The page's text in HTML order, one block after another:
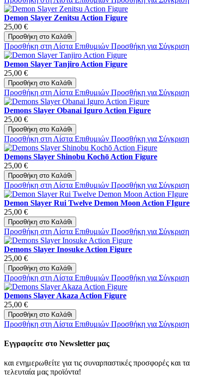
Demon Slayer Zenitsu Action Figure
25,00 €
Προσθήκη στο Καλάθι
Προσθήκη στη Λίστα Επιθυμιών Προσθήκη για Σύγκριση
Demon Slayer Tanjiro Action Figure
25,00 €
Προσθήκη στο Καλάθι
Προσθήκη στη Λίστα Επιθυμιών Προσθήκη για Σύγκριση
Demons Slayer Obanai Iguro Action Figure
25,00 €
Προσθήκη στο Καλάθι
Προσθήκη στη Λίστα Επιθυμιών Προσθήκη για Σύγκριση
Demons Slayer Shinobu Kochō Action Figure
25,00 €
Προσθήκη στο Καλάθι
Προσθήκη στη Λίστα Επιθυμιών Προσθήκη για Σύγκριση
Demon Slayer Rui Twelve Demon Moon Action FIgure
25,00 €
Προσθήκη στο Καλάθι
Προσθήκη στη Λίστα Επιθυμιών Προσθήκη για Σύγκριση
Demons Slayer Inosuke Action Figure
25,00 €
Προσθήκη στο Καλάθι
Προσθήκη στη Λίστα Επιθυμιών Προσθήκη για Σύγκριση
Demons Slayer Akaza Action Figure
25,00 €
Προσθήκη στο Καλάθι
Προσθήκη στη Λίστα Επιθυμιών Προσθήκη για Σύγκριση
Εγγραφείτε στο Newsletter μας
και ενημερωθείτε για τις συναρπαστικές προσφορές και τα
τελευταία μας προϊόντα!